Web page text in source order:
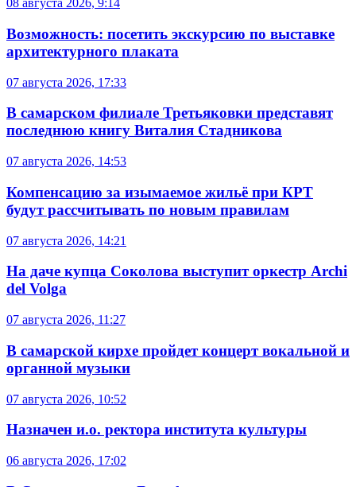
08 августа 2026, 9:14
Возможность: посетить экскурсию по выставке
архитектурного плаката
07 августа 2026, 17:33
В самарском филиале Третьяковки представят
последнюю книгу Виталия Стадникова
07 августа 2026, 14:53
Компенсацию за изымаемое жильё при КРТ
будут рассчитывать по новым правилам
07 августа 2026, 14:21
На даче купца Соколова выступит оркестр Archi
del Volga
07 августа 2026, 11:27
В самарской кирхе пройдет концерт вокальной и
органной музыки
07 августа 2026, 10:52
Назначен и.о. ректора института культуры
06 августа 2026, 17:02